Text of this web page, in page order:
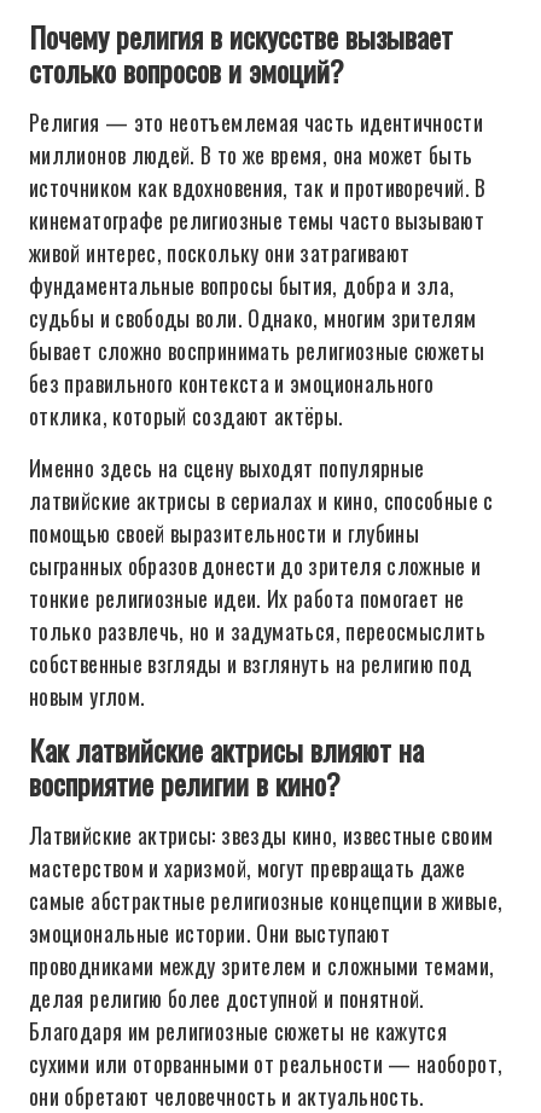
Почему религия в искусстве вызывает
столько вопросов и эмоций?
Религия — это неотъемлемая часть идентичности
миллионов людей. В то же время, она может быть
источником как вдохновения, так и противоречий. В
кинематографе религиозные темы часто вызывают
живой интерес, поскольку они затрагивают
фундаментальные вопросы бытия, добра и зла,
судьбы и свободы воли. Однако, многим зрителям
бывает сложно воспринимать религиозные сюжеты
без правильного контекста и эмоционального
отклика, который создают актёры.
Именно здесь на сцену выходят популярные
латвийские актрисы в сериалах и кино, способные с
помощью своей выразительности и глубины
сыгранных образов донести до зрителя сложные и
тонкие религиозные идеи. Их работа помогает не
только развлечь, но и задуматься, переосмыслить
собственные взгляды и взглянуть на религию под
новым углом.
Как латвийские актрисы влияют на
восприятие религии в кино?
Латвийские актрисы: звезды кино, известные своим
мастерством и харизмой, могут превращать даже
самые абстрактные религиозные концепции в живые,
эмоциональные истории. Они выступают
проводниками между зрителем и сложными темами,
делая религию более доступной и понятной.
Благодаря им религиозные сюжеты не кажутся
сухими или оторванными от реальности — наоборот,
они обретают человечность и актуальность.